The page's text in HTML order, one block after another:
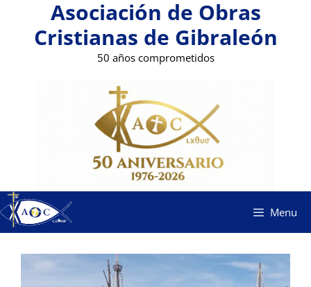
contenido
Asociación de Obras
Cristianas de Gibraleón
50 años comprometidos
Menu